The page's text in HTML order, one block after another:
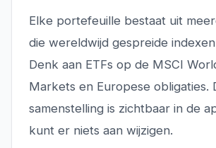
Elke portefeuille bestaat uit
die wereldwijd gespreide
Denk aan ETFs op de MSCI
Markets en Europese obligaties.
samenstelling is zichtbaar in de
kunt er niets aan wijzigen.